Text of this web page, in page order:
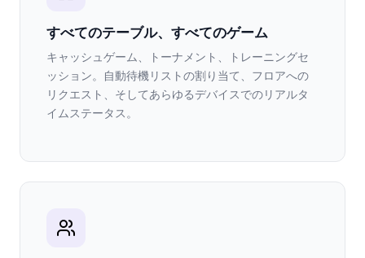
すべてのテーブル、すべてのゲーム
キャッシュゲーム、トーナメント、トレーニングセ
ッション。自動待機リストの割り当て、フロアへの
リクエスト、そしてあらゆるデバイスでのリアルタ
イムステータス。